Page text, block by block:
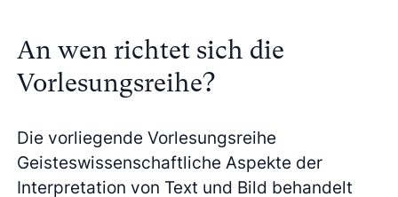
An wen richtet sich die
Vorlesungsreihe?
Die vorliegende Vorlesungsreihe
Geisteswissenschaftliche Aspekte der
Interpretation von Text und Bild behandelt